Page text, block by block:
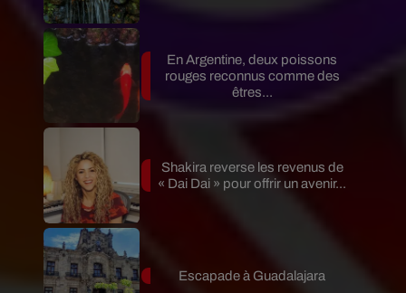
En Argentine, deux poissons
rouges reconnus comme des
êtres...
Shakira reverse les revenus de
« Dai Dai » pour offrir un avenir...
Escapade à Guadalajara